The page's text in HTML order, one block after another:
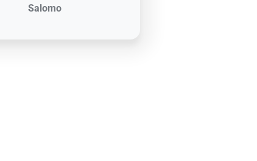
Artikelinformationen
Salomo